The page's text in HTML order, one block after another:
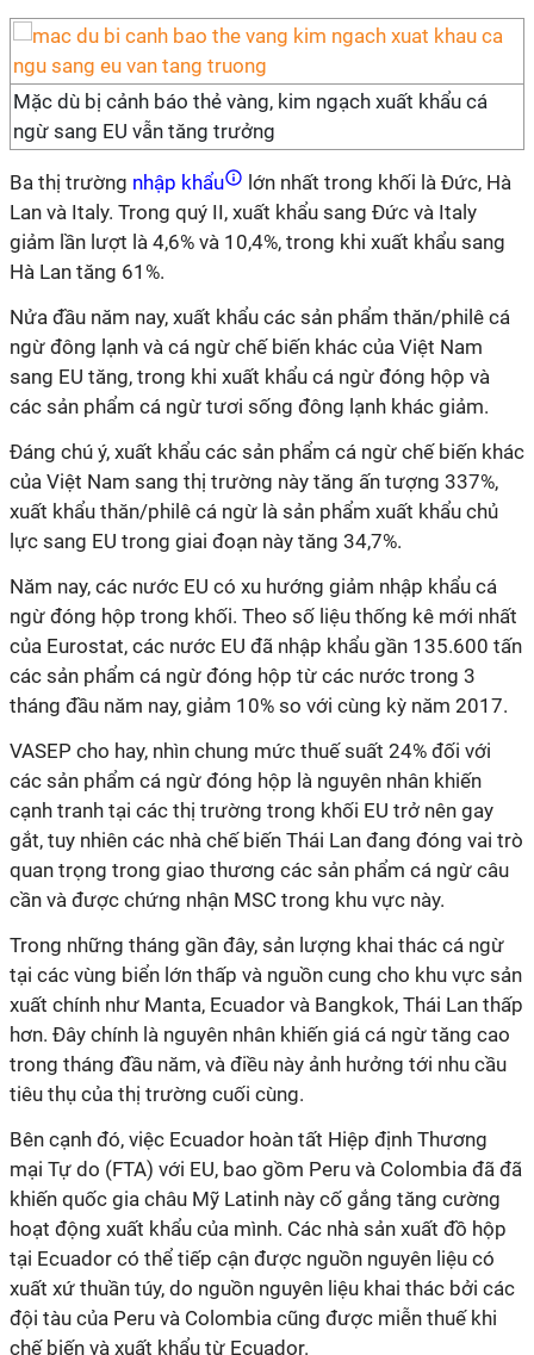
Mặc dù bị cảnh báo thẻ vàng, kim ngạch xuất khẩu cá
ngừ sang EU vẫn tăng trưởng
Ba thị trường nhập khẩu
lớn nhất trong khối là Đức, Hà
Lan và Italy. Trong quý II, xuất khẩu sang Đức và Italy
giảm lần lượt là 4,6% và 10,4%, trong khi xuất khẩu sang
Hà Lan tăng 61%.
Nửa đầu năm nay, xuất khẩu các sản phẩm thăn/philê cá
ngừ đông lạnh và cá ngừ chế biến khác của Việt Nam
sang EU tăng, trong khi xuất khẩu cá ngừ đóng hộp và
các sản phẩm cá ngừ tươi sống đông lạnh khác giảm.
Đáng chú ý, xuất khẩu các sản phẩm cá ngừ chế biến khác
của Việt Nam sang thị trường này tăng ấn tượng 337%,
xuất khẩu thăn/philê cá ngừ là sản phẩm xuất khẩu chủ
lực sang EU trong giai đoạn này tăng 34,7%.
Năm nay, các nước EU có xu hướng giảm nhập khẩu cá
ngừ đóng hộp trong khối. Theo số liệu thống kê mới nhất
của Eurostat, các nước EU đã nhập khẩu gần 135.600 tấn
các sản phẩm cá ngừ đóng hộp từ các nước trong 3
tháng đầu năm nay, giảm 10% so với cùng kỳ năm 2017.
VASEP cho hay, nhìn chung mức thuế suất 24% đối với
các sản phẩm cá ngừ đóng hộp là nguyên nhân khiến
cạnh tranh tại các thị trường trong khối EU trở nên gay
gắt, tuy nhiên các nhà chế biến Thái Lan đang đóng vai trò
quan trọng trong giao thương các sản phẩm cá ngừ câu
cần và được chứng nhận MSC trong khu vực này.
Trong những tháng gần đây, sản lượng khai thác cá ngừ
tại các vùng biển lớn thấp và nguồn cung cho khu vực sản
xuất chính như Manta, Ecuador và Bangkok, Thái Lan thấp
hơn. Đây chính là nguyên nhân khiến giá cá ngừ tăng cao
trong tháng đầu năm, và điều này ảnh hưởng tới nhu cầu
tiêu thụ của thị trường cuối cùng.
Bên cạnh đó, việc Ecuador hoàn tất Hiệp định Thương
mại Tự do (FTA) với EU, bao gồm Peru và Colombia đã đã
khiến quốc gia châu Mỹ Latinh này cố gắng tăng cường
hoạt động xuất khẩu của mình. Các nhà sản xuất đồ hộp
tại Ecuador có thể tiếp cận được nguồn nguyên liệu có
xuất xứ thuần túy, do nguồn nguyên liệu khai thác bởi các
đội tàu của Peru và Colombia cũng được miễn thuế khi
chế biến và xuất khẩu từ Ecuador.